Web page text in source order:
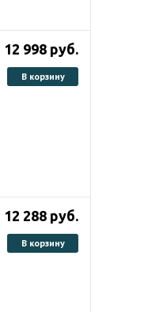
12 998 руб.
В корзину
12 288 руб.
В корзину